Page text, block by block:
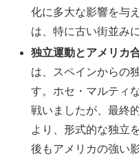
化に多大な影響を与
は、特に古い街並み
独立運動とアメリカ
は、スペインからの
す。ホセ・マルティ
戦いましたが、最終
より、形式的な独立
後もアメリカの強い